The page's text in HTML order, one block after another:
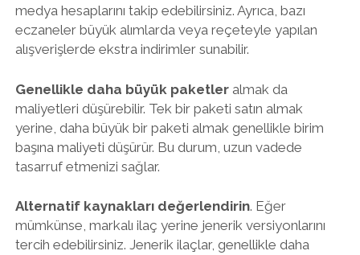
medya hesaplarını takip edebilirsiniz. Ayrıca, bazı
eczaneler büyük alımlarda veya reçeteyle yapılan
alışverişlerde ekstra indirimler sunabilir.
Genellikle daha büyük paketleralmak da
maliyetleri düşürebilir. Tek bir paketi satın almak
yerine, daha büyük bir paketi almak genellikle birim
başına maliyeti düşürür. Bu durum, uzun vadede
tasarruf etmenizi sağlar.
Alternatif kaynakları değerlendirin. Eğer
mümkünse, markalı ilaç yerine jenerik versiyonlarını
tercih edebilirsiniz. Jenerik ilaçlar, genellikle daha